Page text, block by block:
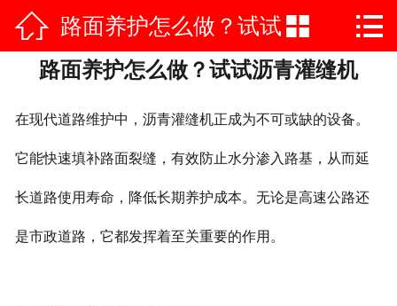
 网站首页
公司简介
产品中心
荣誉资质
公司实力
新闻中心
 路面养护怎么做？试试
沥青灌缝机
 
路面养护怎么做？试试沥青灌缝机
在现代道路维护中，沥青灌缝机正成为不可或缺的设备。
它能快速填补路面裂缝，有效防止水分渗入路基，从而延
长道路使用寿命，降低长期养护成本。无论是高速公路还
是市政道路，它都发挥着至关重要的作用。